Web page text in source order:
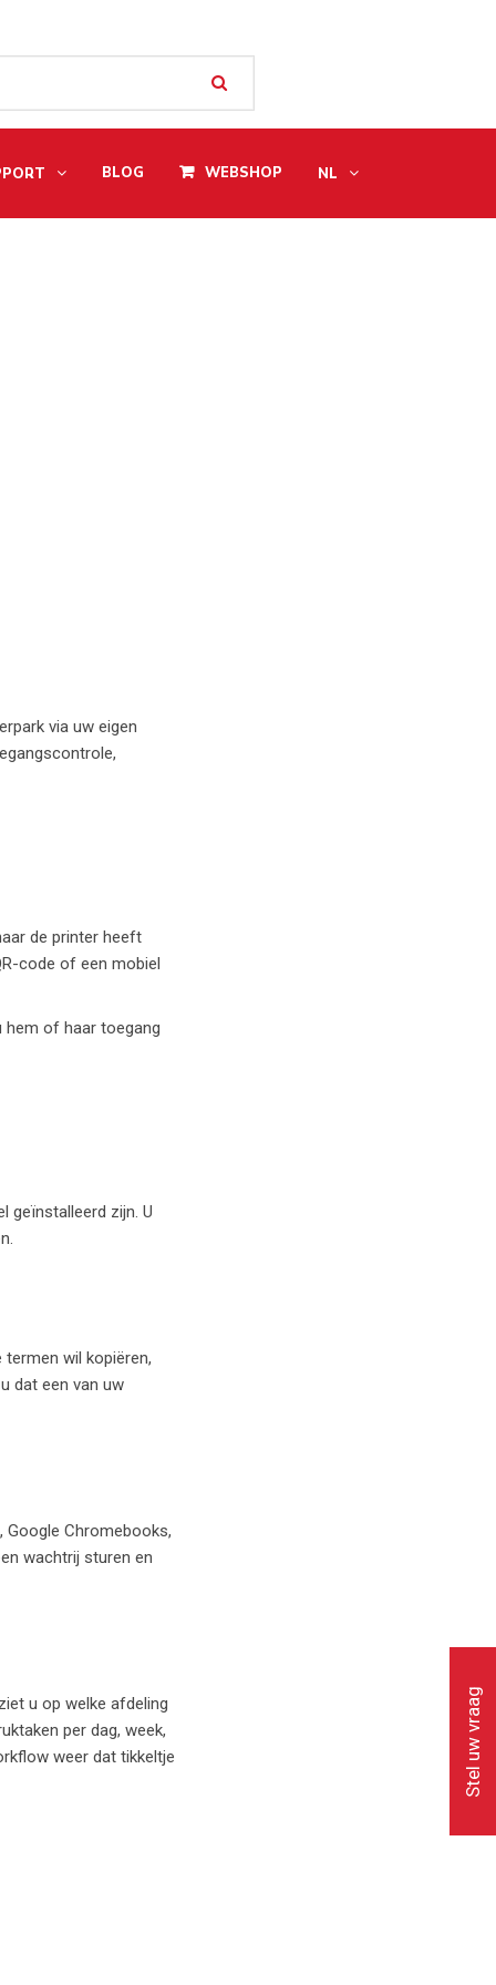
BLOG WEBSHOP NL
via uw eigen
de printer heeft
code of een mobiel
hem of haar toegang
geïnstalleerd zijn. U
wil kopiëren,
dat een van uw
Google Chromebooks,
wachtrij sturen en
u op welke afdeling
per dag, week,
weer dat tikkeltje
Stel uw vraag